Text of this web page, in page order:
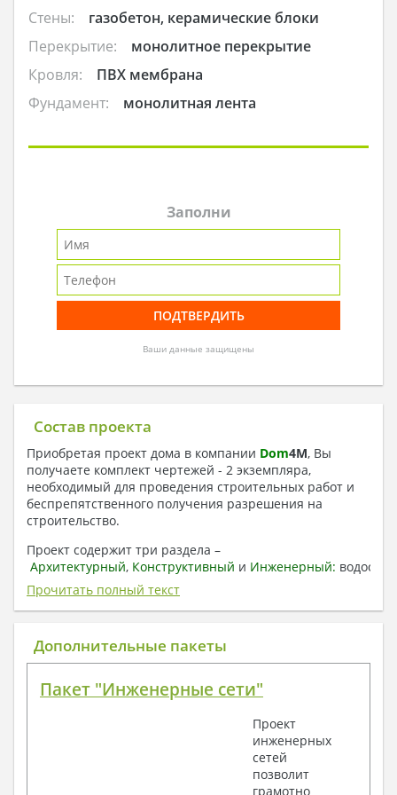
Стены:
газобетон, керамические блоки
Перекрытие:
монолитное перекрытие
Кровля:
ПВХ мембрана
Фундамент:
монолитная лента
Заполни
Ваши данные защищены
Состав проекта
Приобретая проект дома в компании Dom4M, Вы
получаете комплект чертежей - 2 экземпляра,
необходимый для проведения строительных работ и
беспрепятственного получения разрешения на
строительство.
Проект содержит три раздела –
Архитектурный, Конструктивный и Инженерный:
отопление, вентиляция, канализация,
электроснабжение (приобретается за дополнительную
плату) + Пояснительная записка.
1. Архитектурный раздел:
План координационных осей
Поэтажные маркировочные планы с
Разрезы и состав конструкций
Прочитать полный текст
Дополнительные пакеты
Пакет "Инженерные сети"
Проект
инженерных
сетей
позволит
грамотно